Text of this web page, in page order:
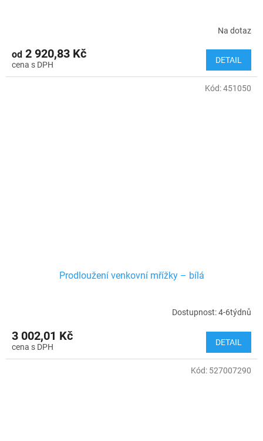
Na dotaz
od 2 920,83 Kč DETAIL
Prodloužení venkovní mřížky – bílá
Dostupnost: 4-6týdnů
3 002,01 Kč DETAIL
Kód:451050
Kód: 527007290